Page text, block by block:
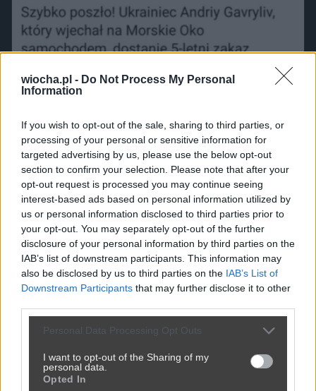
wiocha.pl - Do Not Process My Personal
Information
If you wish to opt-out of the sale, sharing to third parties, or
processing of your personal or sensitive information for
targeted advertising by us, please use the below opt-out
section to confirm your selection. Please note that after your
opt-out request is processed you may continue seeing
interest-based ads based on personal information utilized by
us or personal information disclosed to third parties prior to
your opt-out. You may separately opt-out of the further
disclosure of your personal information by third parties on the
IAB’s list of downstream participants. This information may
also be disclosed by us to third parties on the IAB’s List of
Downstream Participants that may further disclose it to other
Personal Data Processing Opt Outs
I want to opt-out of the Sharing of my
personal data.
Opted In